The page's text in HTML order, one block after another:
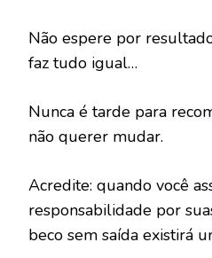
Não espere por
faz tudo igual…
Nunca é tarde para
não querer mudar.
Acredite: quando você
responsabilidade por
beco sem saída existirá